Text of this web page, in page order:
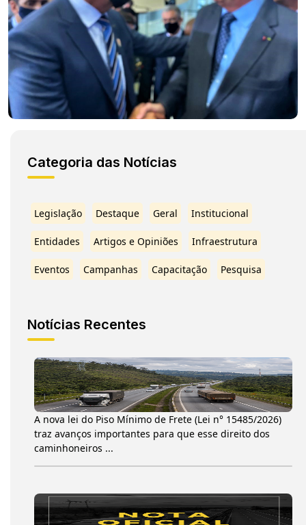
Categoria das Notícias
Legislação Destaque Geral Institucional
Entidades Artigos e Opiniões Infraestrutura
Eventos Campanhas Capacitação Pesquisa
Notícias Recentes
A nova lei do Piso Mínimo de Frete (Lei n° 15485/2026)
traz avanços importantes para que esse direito dos
caminhoneiros ...